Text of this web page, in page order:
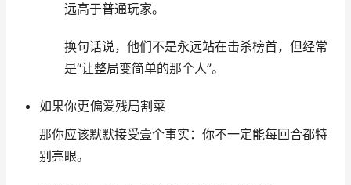
远高于普通玩家。
换句话说，他们不是永远站在击杀榜首，但经常
是“让整局变简单的那个人”。
如果你更偏爱残局割菜
那你应该默默接受壹个事实：你不一定能每回合都特
别亮眼。